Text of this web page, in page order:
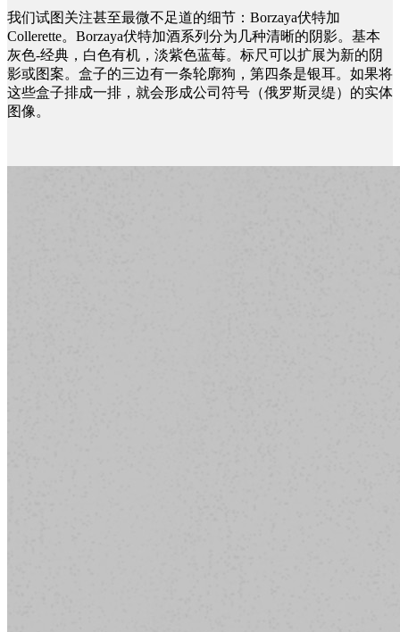
我们试图关注甚至最微不足道的细节：Borzaya伏特加
Collerette。Borzaya伏特加酒系列分为几种清晰的阴影。基本
灰色-经典，白色有机，淡紫色蓝莓。标尺可以扩展为新的阴
影或图案。盒子的三边有一条轮廓狗，第四条是银耳。如果将
这些盒子排成一排，就会形成公司符号（俄罗斯灵缇）的实体
图像。